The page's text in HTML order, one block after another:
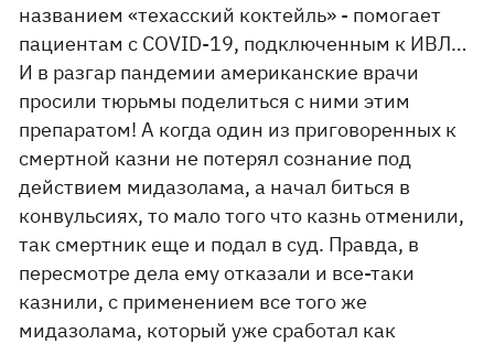
названием «техасский коктейль» - помогает
пациентам с COVID-19, подключенным к ИВЛ…
И в разгар пандемии американские врачи
просили тюрьмы поделиться с ними этим
препаратом! А когда один из приговоренных к
смертной казни не потерял сознание под
действием мидазолама, а начал биться в
конвульсиях, то мало того что казнь отменили,
так смертник еще и подал в суд. Правда, в
пересмотре дела ему отказали и все-таки
казнили, с применением все того же
мидазолама, который уже сработал как